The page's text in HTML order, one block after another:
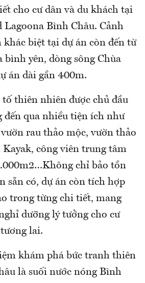
cho cư dân và du khách tại
Lagoona Bình Châu. Cảnh
biệt tại dự án còn đến từ
bình yên, dòng sông Chùa
án dài gần 400m.
tố thiên nhiên được chủ đầu
đến qua nhiều tiện ích như
rau thảo mộc, vườn thảo
Kayak, công viên trung tâm
chỉ bảo tồn
sẵn có, dự án còn tích hợp
trong từng chi tiết, mang
dưỡng lý tưởng cho cư
lai.
khám phá bức tranh thiên
là suối nước nóng Bình